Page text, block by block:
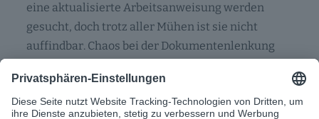
eine aktualisierte Arbeitsanweisung werden
gesucht, doch trotz aller Mühen ist sie nicht
auffindbar. Chaos bei der Dokumentenlenkung